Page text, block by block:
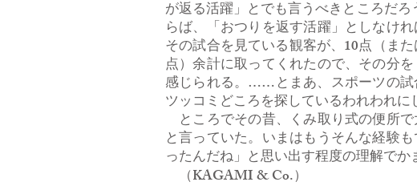
が返る活躍」とでも言うべきところだ
らば、「おつりを返す活躍」としなけ
その試合を見ている観客が、10点（ま
点）余計に取ってくれたので、その分
感じられる。……とまあ、スポーツの試
ツッコミどころを探しているわれわれに
ところでその昔、くみ取り式の便所
と言っていた。いまはもうそんな経験
ったんだね」と思い出す程度の理解でか
（KAGAMI & Co.）